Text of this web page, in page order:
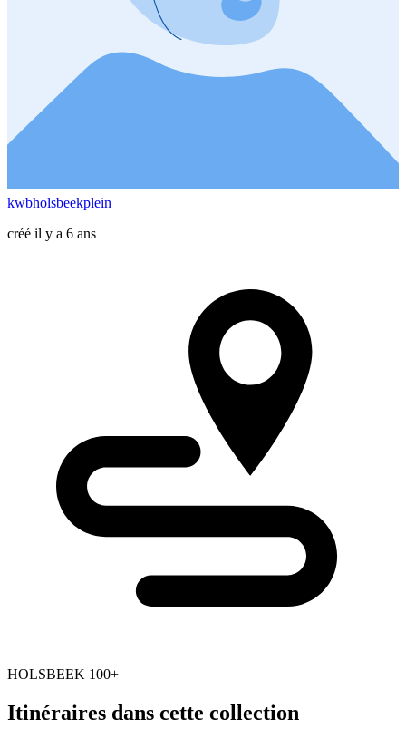
kwbholsbeekplein
créé il y a 6 ans
HOLSBEEK 100+
Itinéraires dans cette collection